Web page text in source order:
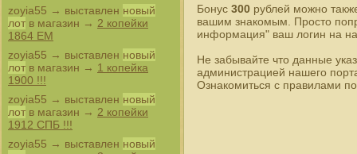
zoyia55 → выставлен новый
лот в магазин → 2 копейки
1864 ЕМ
zoyia55 → выставлен новый
лот в магазин → 1 копейка
1900 !!!
zoyia55 → выставлен новый
лот в магазин → 2 копейки
1912 СПБ !!!
zoyia55 → выставлен новый
Бонус 300 рублей можно
вашим знакомым. Просто
информация" ваш логин на
Не забывайте что данные
администрацией нашего
Ознакомиться с правилами